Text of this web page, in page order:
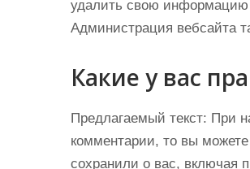
удалить свою информацию
Администрация вебсайта
Какие у вас
Предлагаемый текст: При
комментарии, то вы
сохранили о вас, включая